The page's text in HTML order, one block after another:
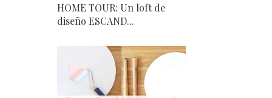
HOME TOUR: Un loft de
diseño ESCAND...